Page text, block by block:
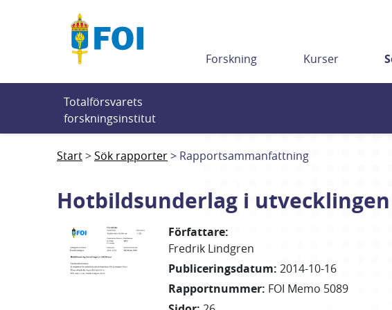
Forskning Kurser
Totalförsvarets
forskningsinstitut
Start Sök rapporter Rapportsammanfattning
Hotbildsunderlag i
Författare:
Fredrik Lindgren
Publiceringsdatum: 2014-10-16
Rapportnummer: FOI Memo 5089